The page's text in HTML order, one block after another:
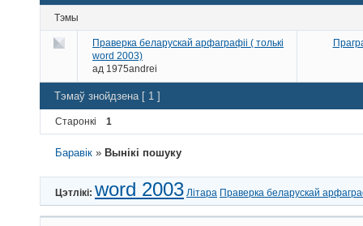
Тэмы
Праверка беларускай арфаграфіі ( толькі
word 2003)
ад 1975andrei
Тэмаў знойдзена [ 1 ]
Старонкі 1
Баравік » Вынікі пошуку
Цэтлікі: word 2003 Літара Праверка беларускай